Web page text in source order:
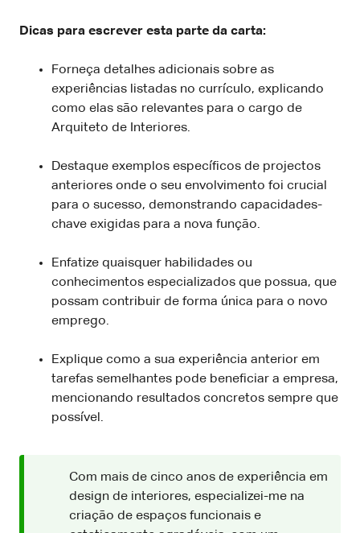
Dicas para escrever esta parte da carta:
Forneça detalhes adicionais sobre as
experiências listadas no currículo, explicando
como elas são relevantes para o cargo de
Arquiteto de Interiores.
Destaque exemplos específicos de projectos
anteriores onde o seu envolvimento foi crucial
para o sucesso, demonstrando capacidades-
chave exigidas para a nova função.
Enfatize quaisquer habilidades ou
conhecimentos especializados que possua, que
possam contribuir de forma única para o novo
emprego.
Explique como a sua experiência anterior em
tarefas semelhantes pode beneficiar a empresa,
mencionando resultados concretos sempre que
possível.
Com mais de cinco anos de experiência em
design de interiores, especializei-me na
criação de espaços funcionais e